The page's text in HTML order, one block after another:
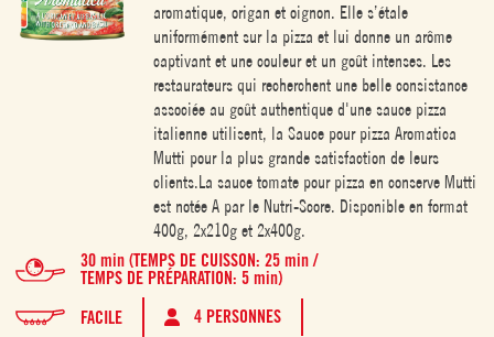
aromatique, origan et oignon. Elle s’étale
uniformément sur la pizza et lui donne un arôme
captivant et une couleur et un goût intenses. Les
restaurateurs qui recherchent une belle consistance
associée au goût authentique d'une sauce pizza
italienne utilisent, la Sauce pour pizza Aromatica
Mutti pour la plus grande satisfaction de leurs
clients.La sauce tomate pour pizza en conserve Mutti
est notée A par le Nutri-Score. Disponible en format
400g, 2x210g et 2x400g.
30 min (TEMPS DE CUISSON: 25 min /
TEMPS DE PRÉPARATION: 5 min)
FACILE
4 PERSONNES